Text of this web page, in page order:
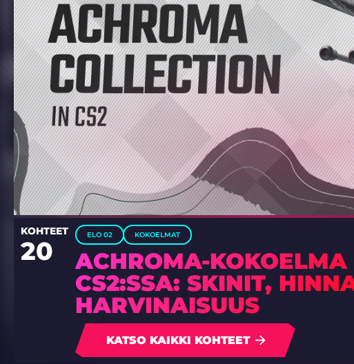
KOHTEET
20
ELO 02 KOKOELMAT
ACHROMA-KOKOELMA
CS2:SSA: SKINIT,
HARVINAISUUS
KATSO KAIKKI KOHTEET